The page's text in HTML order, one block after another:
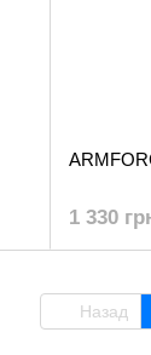
1 330
Назад